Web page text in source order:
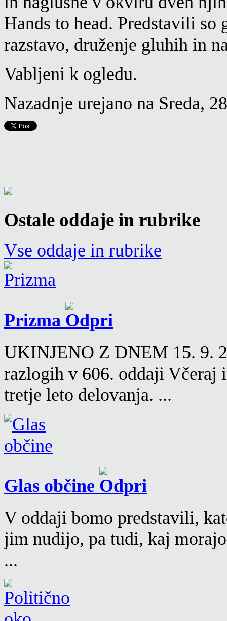
Hands to head. Predstavili
razstavo, druženje gluhih in
Vabljeni k ogledu.
Nazadnje urejano na Sreda,
Ostale oddaje in rubrike
Vse oddaje in rubrike
Prizma
UKINJENO Z DNEM 15. 9.
razlogih v 606. oddaji Včeraj
tretje leto delovanja. ...
Glas občine
V oddaji bomo predstavili,
jim nudijo, pa tudi, kaj
...